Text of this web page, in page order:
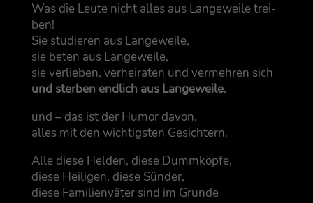
Was die Leu­te nicht alles aus Lan­ge­wei­le trei­
ben!
Sie stu­die­ren aus Lan­ge­wei­le,
sie beten aus Lan­ge­wei­le,
sie ver­lie­ben, ver­hei­ra­ten und ver­meh­ren sich
und ster­ben end­lich aus Langeweile.
und – das ist der Humor davon,
alles mit den wich­tigs­ten Gesichtern.
Alle die­se Hel­den, die­se Dumm­köp­fe,
die­se Hei­li­gen, die­se Sün­der,
die­se Fami­li­en­vä­ter sind im Grun­de